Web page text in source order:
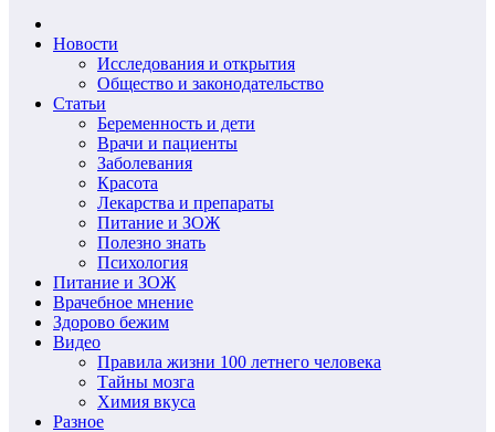
Новости
Исследования и открытия
Общество и законодательство
Статьи
Беременность и дети
Врачи и пациенты
Заболевания
Красота
Лекарства и препараты
Питание и ЗОЖ
Полезно знать
Психология
Питание и ЗОЖ
Врачебное мнение
Здорово бежим
Видео
Правила жизни 100 летнего человека
Тайны мозга
Химия вкуса
Разное